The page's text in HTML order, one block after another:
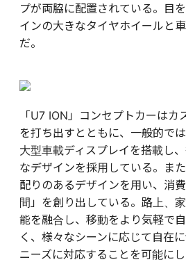
プが両脇に配置されている。目
インの大きなタイヤホイールと
だ。
「U7 ION」コンセプトカーは
を打ち出すとともに、一般的で
大型車載ディスプレイを搭載し
なデザインを採用している。ま
配りのあるデザインを用い、消
間」を創り出している。路上、
能を融合し、移動をより気軽で
く、様々なシーンに応じて自在
ニーズに対応することを可能にし